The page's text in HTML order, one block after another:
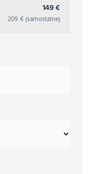
149 €
209 € (samostatne)